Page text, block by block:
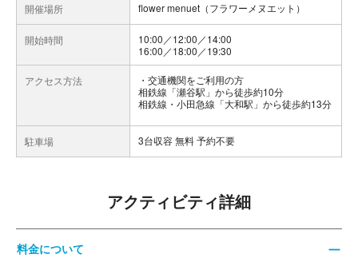
開催場所 flower menuet（フラワーメヌエット）
開始時間
10:00／12:00／14:00
16:00／18:00／19:30
アクセス方法
交通機関をご利用の方
相鉄線「瀬谷駅」から徒歩約10分
相鉄線・小田急線「大和駅」から徒歩約13分
駐車場 3台収容 無料 予約不要
アクティビティ詳細
料金について